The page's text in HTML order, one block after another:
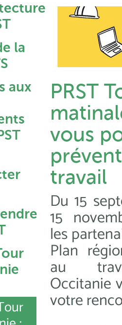
la
aux
PRST
vous
travail
Du 15
15
les
Plan
au
Occitanie
votre